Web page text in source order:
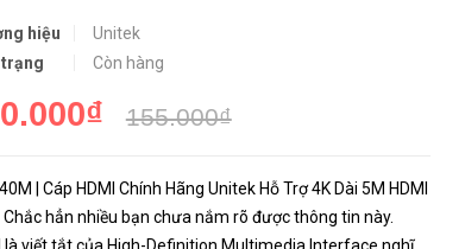
hiệu
Unitek
Còn hàng
155.000₫
| Cáp HDMI Chính Hãng Unitek Hỗ Trợ 4K Dài 5M HDMI
Chắc hẳn nhiều bạn chưa nắm rõ được thông tin này.